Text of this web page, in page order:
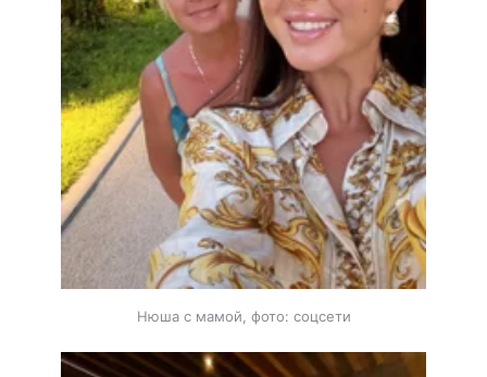
Нюша с мамой, фото: соцсети